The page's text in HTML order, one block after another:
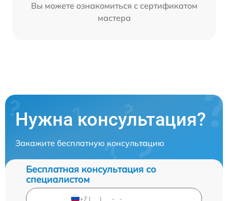
Вы можете ознакомиться с сертификатом
мастера
Нужна консультация?
Закажите бесплатную консультацию
Бесплатная консультация со
специалистом